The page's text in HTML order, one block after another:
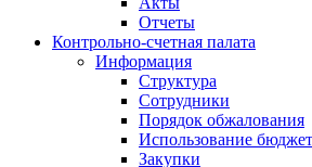
Отчеты
Контрольно-счетная палата
Информация
Структура
Сотрудники
Порядок обжалования
Использование
Закупки